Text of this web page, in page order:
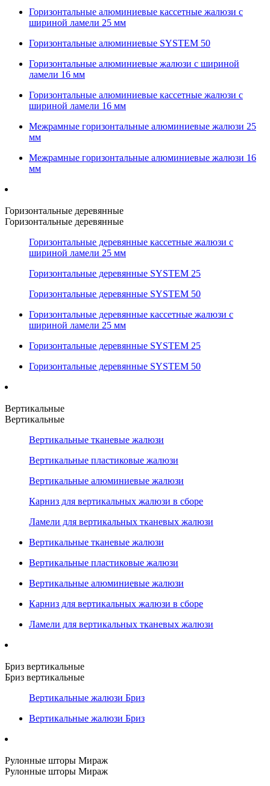
Горизонтальные алюминиевые кассетные жалюзи с
шириной ламели 25 мм
Горизонтальные алюминиевые SYSTEM 50
Горизонтальные алюминиевые жалюзи с шириной
ламели 16 мм
Горизонтальные алюминиевые кассетные жалюзи с
шириной ламели 16 мм
Межрамные горизонтальные алюминиевые жалюзи 25
мм
Межрамные горизонтальные алюминиевые жалюзи 16
мм
Горизонтальные деревянные
Горизонтальные деревянные
Горизонтальные деревянные кассетные жалюзи с
шириной ламели 25 мм
Горизонтальные деревянные SYSTEM 25
Горизонтальные деревянные SYSTEM 50
Горизонтальные деревянные кассетные жалюзи с
шириной ламели 25 мм
Горизонтальные деревянные SYSTEM 25
Горизонтальные деревянные SYSTEM 50
Вертикальные
Вертикальные
Вертикальные тканевые жалюзи
Вертикальные пластиковые жалюзи
Вертикальные алюминиевые жалюзи
Карниз для вертикальных жалюзи в сборе
Ламели для вертикальных тканевых жалюзи
Вертикальные тканевые жалюзи
Вертикальные пластиковые жалюзи
Вертикальные алюминиевые жалюзи
Карниз для вертикальных жалюзи в сборе
Ламели для вертикальных тканевых жалюзи
Бриз вертикальные
Бриз вертикальные
Вертикальные жалюзи Бриз
Вертикальные жалюзи Бриз
Рулонные шторы Мираж
Рулонные шторы Мираж